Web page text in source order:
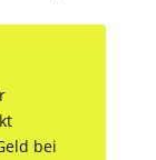
bei